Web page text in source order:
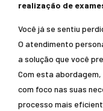
realização de
Você já se sentiu
O atendimento
a solução que você
Com esta
com foco nas suas
processo mais